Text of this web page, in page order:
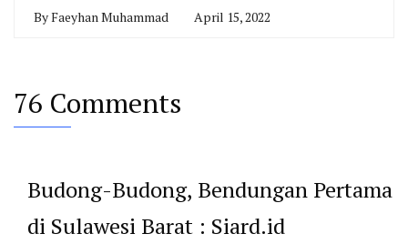
ByFaeyhan Muhammad April 15, 2022
76 Comments
Budong-Budong, Bendungan Pertama
di Sulawesi Barat : Siard.id